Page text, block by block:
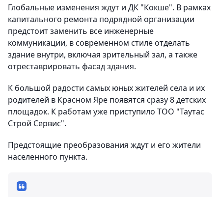
Глобальные изменения ждут и ДК "Кокше". В рамках
капитального ремонта подрядной организации
предстоит заменить все инженерные
коммуникации, в современном стиле отделать
здание внутри, включая зрительный зал, а также
отреставрировать фасад здания.
К большой радости самых юных жителей села и их
родителей в Красном Яре появятся сразу 8 детских
площадок. К работам уже приступило ТОО "Таутас
Строй Сервис".
Предстоящие преобразования ждут и его жители
населенного пункта.